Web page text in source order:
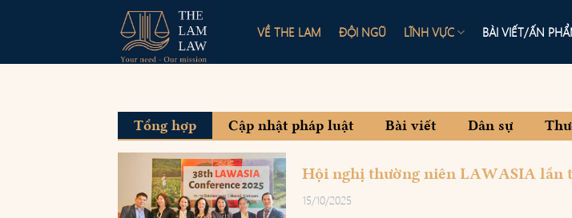
VỀ THE LAM ĐỘI NGŨ LĨNH VỰC BÀI VIẾT/ẤN
Tổng hợp Cập nhật pháp luật Bài viết Dân sự
Hội nghị thường niên LAWASIA lần
15/10/2025